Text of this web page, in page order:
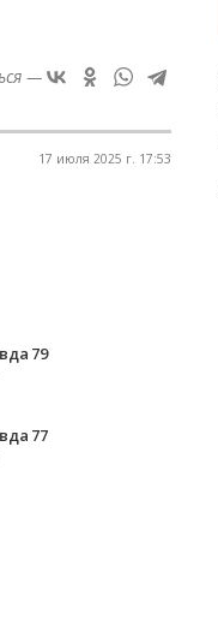
—
17 июля 2025 г. 17:53
79
77